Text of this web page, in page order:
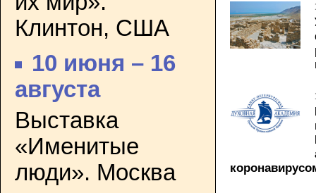
Клинтон, США
10 июня – 16
августа
Выставка
«Именитые
люди». Москва